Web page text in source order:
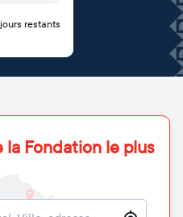
restants
la Fondation le plus